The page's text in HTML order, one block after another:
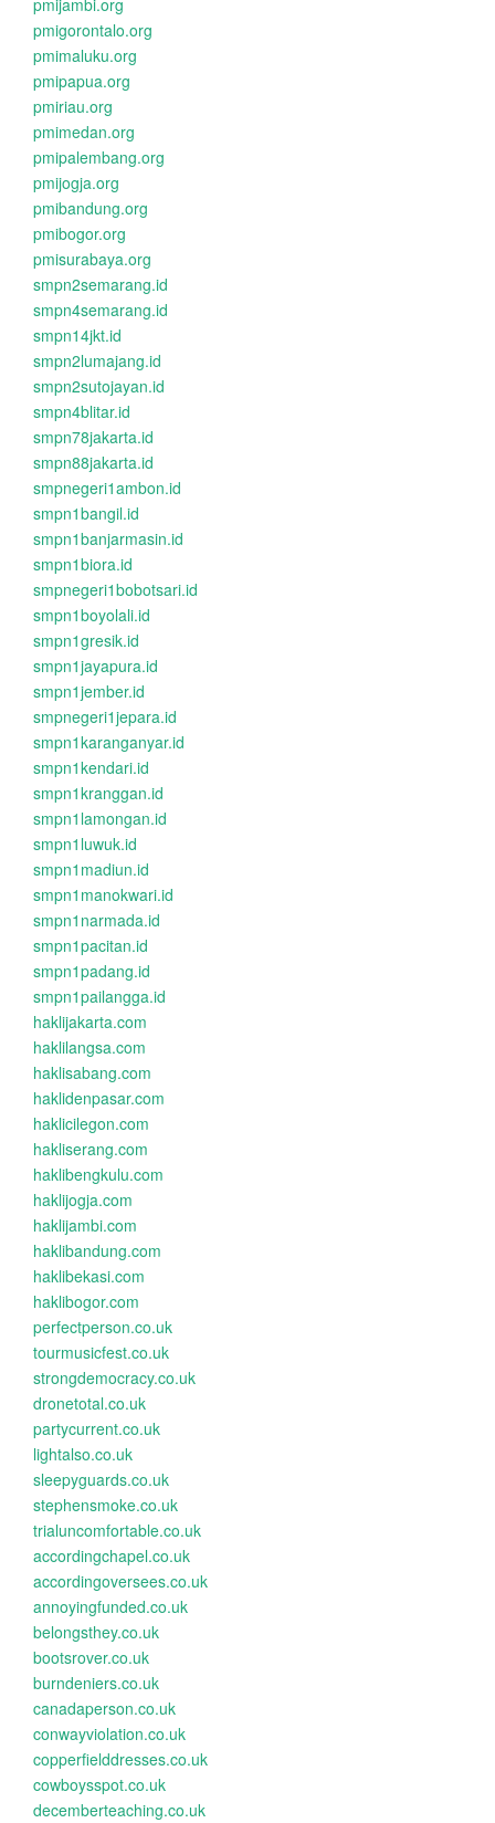
pmijambi.org
pmigorontalo.org
pmimaluku.org
pmipapua.org
pmiriau.org
pmimedan.org
pmipalembang.org
pmijogja.org
pmibandung.org
pmibogor.org
pmisurabaya.org
smpn2semarang.id
smpn4semarang.id
smpn14jkt.id
smpn2lumajang.id
smpn2sutojayan.id
smpn4blitar.id
smpn78jakarta.id
smpn88jakarta.id
smpnegeri1ambon.id
smpn1bangil.id
smpn1banjarmasin.id
smpn1biora.id
smpnegeri1bobotsari.id
smpn1boyolali.id
smpn1gresik.id
smpn1jayapura.id
smpn1jember.id
smpnegeri1jepara.id
smpn1karanganyar.id
smpn1kendari.id
smpn1kranggan.id
smpn1lamongan.id
smpn1luwuk.id
smpn1madiun.id
smpn1manokwari.id
smpn1narmada.id
smpn1pacitan.id
smpn1padang.id
smpn1pailangga.id
haklijakarta.com
haklilangsa.com
haklisabang.com
haklidenpasar.com
haklicilegon.com
hakliserang.com
haklibengkulu.com
haklijogja.com
haklijambi.com
haklibandung.com
haklibekasi.com
haklibogor.com
perfectperson.co.uk
tourmusicfest.co.uk
strongdemocracy.co.uk
dronetotal.co.uk
partycurrent.co.uk
lightalso.co.uk
sleepyguards.co.uk
stephensmoke.co.uk
trialuncomfortable.co.uk
accordingchapel.co.uk
accordingoversees.co.uk
annoyingfunded.co.uk
belongsthey.co.uk
bootsrover.co.uk
burndeniers.co.uk
canadaperson.co.uk
conwayviolation.co.uk
copperfielddresses.co.uk
cowboysspot.co.uk
decemberteaching.co.uk